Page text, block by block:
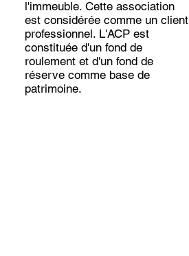
l'immeuble. Cette association
est considérée comme un client
professionnel. L'ACP est
constituée d'un fond de
roulement et d'un fond de
réserve comme base de
patrimoine.